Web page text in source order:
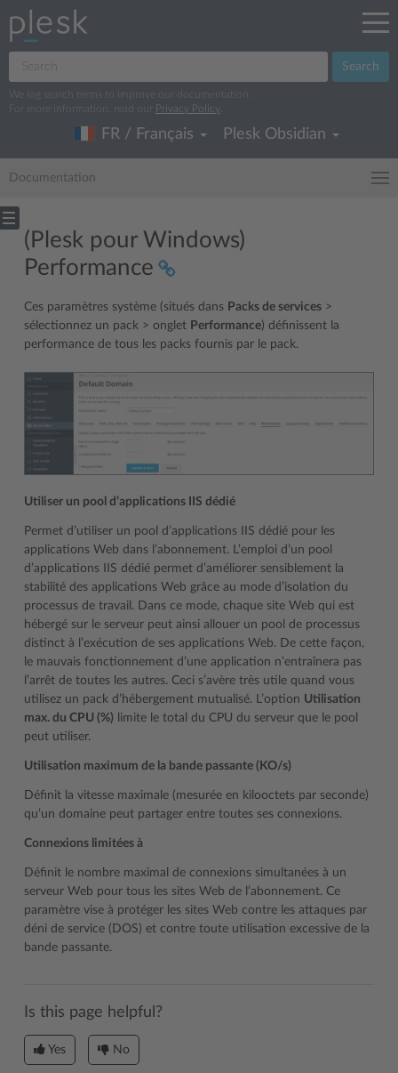
Search
We log search terms to improve our documentation.
For more information, read our
Privacy Policy
FR / Français Plesk Obsidian
Documentation
(Plesk pour Windows)
Performance
Ces paramètres système (situés dans Packs de services >
sélectionnez un pack > onglet Performance) définissent la
performance de tous les packs fournis par le pack.
Utiliser un pool d’applications IIS dédié
Permet d’utiliser un pool d’applications IIS dédié pour les
applications Web dans l’abonnement. L’emploi d’un pool
d’applications IIS dédié permet d’améliorer sensiblement la
stabilité des applications Web grâce au mode d’isolation du
processus de travail. Dans ce mode, chaque site Web qui est
hébergé sur le serveur peut ainsi allouer un pool de processus
distinct à l’exécution de ses applications Web. De cette façon,
le mauvais fonctionnement d’une application n’entraînera pas
l’arrêt de toutes les autres. Ceci s’avère très utile quand vous
utilisez un pack d’hébergement mutualisé. L’option Utilisation
max. du CPU (%) limite le total du CPU du serveur que le pool
peut utiliser.
Utilisation maximum de la bande passante (KO/s)
Définit la vitesse maximale (mesurée en kilooctets par seconde)
qu’un domaine peut partager entre toutes ses connexions.
Connexions limitées à
Définit le nombre maximal de connexions simultanées à un
serveur Web pour tous les sites Web de l’abonnement. Ce
paramètre vise à protéger les sites Web contre les attaques par
déni de service (DOS) et contre toute utilisation excessive de la
bande passante.
Is this page helpful?
Yes No